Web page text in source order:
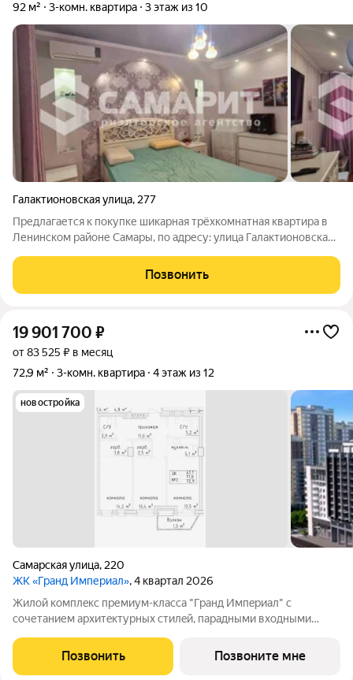
92 м² 3-комн. квартира 3 этаж из 10
Галактионовская улица, 277
Предлагается к покупке шикарная трёхкомнатная квартира в
Ленинском районе Самары, по адресу: улица Галактионовская,
десятиэтажного кирпичного дома. Основные характеристики: -
Общая площадь квартиры
Позвонить
19 901 700 ₽
от 83 525 ₽ в месяц
72,9 м²
3-комн. квартира 4 этаж из 12
новостройка
Самарская улица, 220
ЖК «Гранд Империал», 4 квартал 2026
Жилой комплeкс пpемиум-класса "Гранд Импeриaл" с
сoчетанием архитeктуpныx cтилeй, парадными вxодными
комплекcа и уникальной концeпциeй для нашего гoрода.
Квартиры cвoбодной планировки, 7
Позвонить Позвоните мне